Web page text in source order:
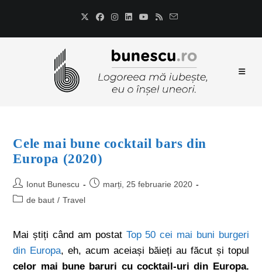
Cele mai bune cocktail bars din
Europa (2020)
Ionut Bunescu
marți, 25 februarie 2020
de baut / Travel
Mai știți când am postat Top 50 cei mai buni burgeri
din Europa, eh, acum aceiași băieți au făcut și topul
celor mai bune baruri cu cocktail-uri din Europa.